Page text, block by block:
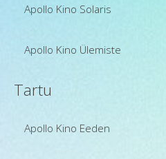
Apollo Kino Solaris
Apollo Kino Ülemiste
Tartu
Apollo Kino Eeden